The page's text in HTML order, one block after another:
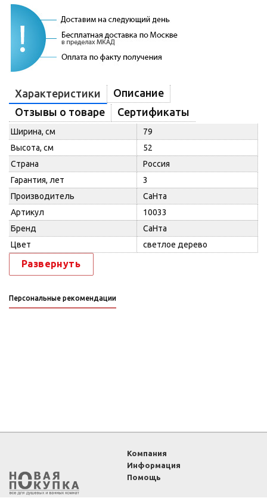
Характеристики
Описание
Отзывы о товаре
Сертификаты
Ширина, см
79
Высота, см
52
Страна
Россия
Гарантия, лет
3
Производитель
СаНта
Артикул
10033
Бренд
СаНта
Цвет
светлое дерево
Развернуть
Персональные рекомендации
Компания
Информация
Помощь